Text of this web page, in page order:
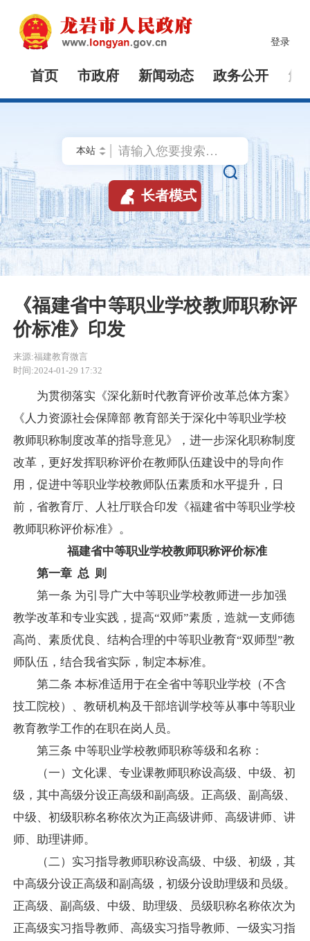
登录
首页 市政府 新闻动态 政务公开 解

 长者模式
《福建省中等职业学校教师职称评
价标准》印发
来源:福建教育微言
时间:2024-01-29 17:32
为贯彻落实《深化新时代教育评价改革总体方案》
《人力资源社会保障部 教育部关于深化中等职业学校
教师职称制度改革的指导意见》，进一步深化职称制度
改革，更好发挥职称评价在教师队伍建设中的导向作
用，促进中等职业学校教师队伍素质和水平提升，日
前，省教育厅、人社厅联合印发《福建省中等职业学校
教师职称评价标准》。
福建省中等职业学校教师职称评价标准
第一章 总 则
第一条 为引导广大中等职业学校教师进一步加强
教学改革和专业实践，提高“双师”素质，造就一支师德
高尚、素质优良、结构合理的中等职业教育“双师型”教
师队伍，结合我省实际，制定本标准。
第二条 本标准适用于在全省中等职业学校（不含
技工院校）、教研机构及干部培训学校等从事中等职业
教育教学工作的在职在岗人员。
第三条 中等职业学校教师职称等级和名称：
（一）文化课、专业课教师职称设高级、中级、初
级，其中高级分设正高级和副高级。正高级、副高级、
中级、初级职称名称依次为正高级讲师、高级讲师、讲
师、助理讲师。
（二）实习指导教师职称设高级、中级、初级，其
中高级分设正高级和副高级，初级分设助理级和员级。
正高级、副高级、中级、助理级、员级职称名称依次为
正高级实习指导教师、高级实习指导教师、一级实习指